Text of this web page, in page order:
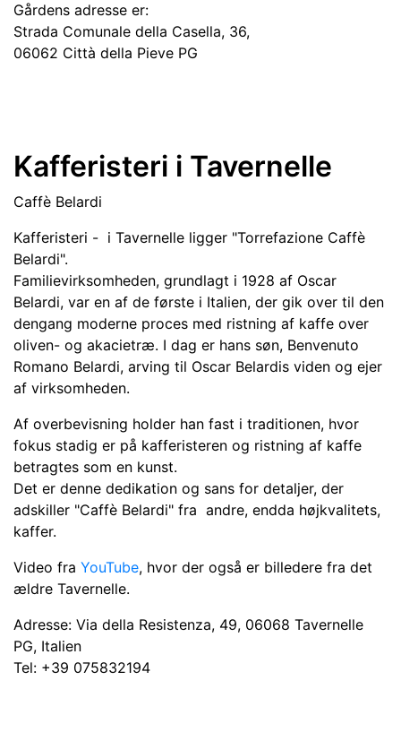
Gårdens adresse er:
Strada Comunale della Casella, 36,
06062 Città della Pieve PG
Kafferisteri i Tavernelle
Caffè Belardi
Kafferisteri - i Tavernelle ligger "Torrefazione Caffè
Belardi".
Familievirksomheden, grundlagt i 1928 af Oscar
Belardi, var en af ​​de første i Italien, der gik over til den
dengang moderne proces med ristning af kaffe over
oliven- og akacietræ. I dag er hans søn, Benvenuto
Romano Belardi, arving til Oscar Belardis viden og ejer
af virksomheden.
Af overbevisning holder han fast i traditionen, hvor
fokus stadig er på kafferisteren og ristning af kaffe
betragtes som en kunst.
Det er denne dedikation og sans for detaljer, der
adskiller "Caffè Belardi" fra ​​andre, endda højkvalitets,
kaffer.
Video fra YouTube, hvor der også er billedere fra det
ældre Tavernelle.
Adresse: Via della Resistenza, 49, 06068 Tavernelle
PG, Italien
Tel: +39 075832194